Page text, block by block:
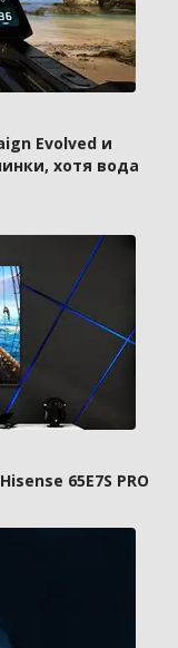
Evolved и
хотя вода
65E7S PRO